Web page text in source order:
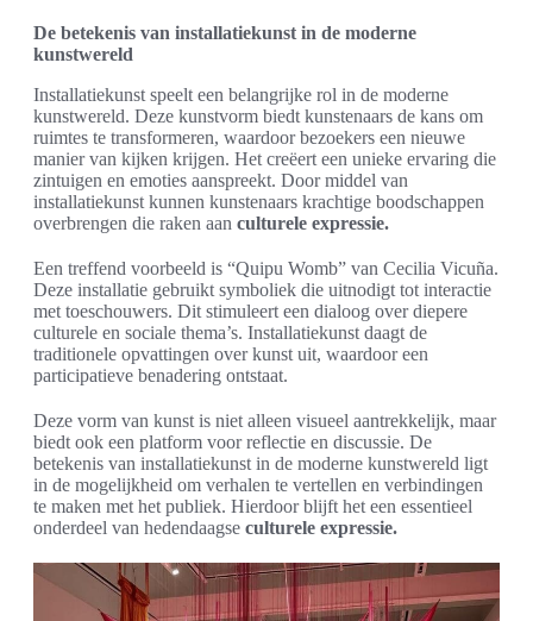
De betekenis van installatiekunst in de moderne
kunstwereld
Installatiekunst speelt een belangrijke rol in de moderne
kunstwereld. Deze kunstvorm biedt kunstenaars de kans om
ruimtes te transformeren, waardoor bezoekers een nieuwe
manier van kijken krijgen. Het creëert een unieke ervaring die
zintuigen en emoties aanspreekt. Door middel van
installatiekunst kunnen kunstenaars krachtige boodschappen
overbrengen die raken aan culturele expressie.
Een treffend voorbeeld is “Quipu Womb” van Cecilia Vicuña.
Deze installatie gebruikt symboliek die uitnodigt tot interactie
met toeschouwers. Dit stimuleert een dialoog over diepere
culturele en sociale thema’s. Installatiekunst daagt de
traditionele opvattingen over kunst uit, waardoor een
participatieve benadering ontstaat.
Deze vorm van kunst is niet alleen visueel aantrekkelijk, maar
biedt ook een platform voor reflectie en discussie. De
betekenis van installatiekunst in de moderne kunstwereld ligt
in de mogelijkheid om verhalen te vertellen en verbindingen
te maken met het publiek. Hierdoor blijft het een essentieel
onderdeel van hedendaagse culturele expressie.